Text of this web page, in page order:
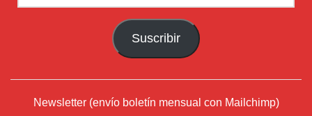
de
Suscribir
Newsletter (envío boletín mensual con Mailchimp)